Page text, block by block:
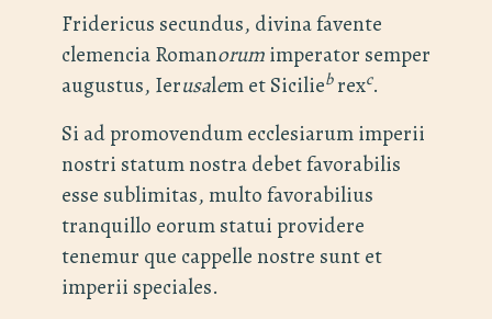
Fridericus secundus, divina favente
clemencia Romanorumimperator semper
augustus, Ierusalem et Siciliebrexc.
Si ad promovendum ecclesiarum imperii
nostri statum nostra debet favorabilis
esse sublimitas, multo favorabilius
tranquillo eorum statui providere
tenemur que cappelle nostre sunt et
imperii speciales.